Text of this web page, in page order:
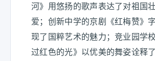
河》用悠扬的歌声表达了对祖国
爱；创新中学的京剧《红梅赞》
现了国粹艺术的魅力；竞业园学
过红色的光》以优美的舞姿诠释